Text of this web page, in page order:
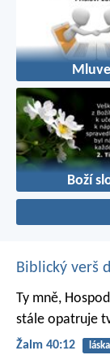
Boží
Biblický verš
Ty mně,
stále opatruje
Žalm 40:12 láska